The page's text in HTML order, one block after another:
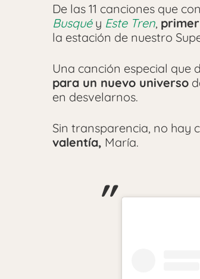
De las 11 canciones que
Busquéy Este Tren,
la estación de nuestro
Una canción especial que
para un nuevo universo
en desvelarnos.
Sin transparencia, no hay
valentía, María.